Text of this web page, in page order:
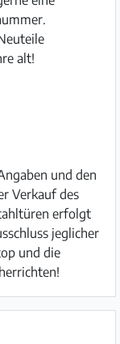
alt!
und den
Verkauf des
erfolgt
jeglicher
und die